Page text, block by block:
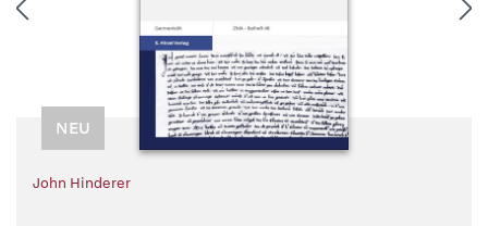
NEU
John Hinderer